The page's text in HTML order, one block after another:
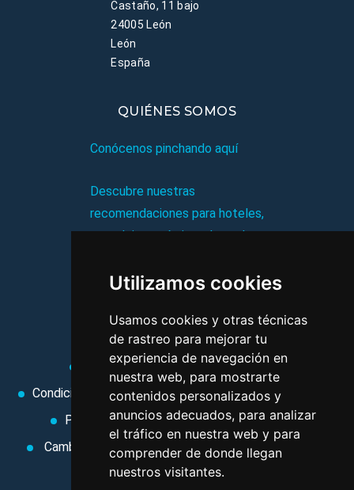
Utilizamos cookies
Usamos cookies y otras técnicas
de rastreo para mejorar tu
experiencia de navegación en
nuestra web, para mostrarte
contenidos personalizados y
anuncios adecuados, para analizar
el tráfico en nuestra web y para
comprender de donde llegan
nuestros visitantes.
Castaño, 11 bajo
24005 León
León
España
QUIÉNES SOMOS
Conócenos pinchando aquí
Descubre nuestras
recomendaciones para hoteles,
complejos turísticos, hostales,
viajes, y mucho más!
MI AGENCIA
Aviso legal
Condiciones de uso
Condiciones Generales
Ley de Viajes Combinados
Política de privacidad
Uso de cookies
Cambiar preferencias de cookies
Area privada
Contacto